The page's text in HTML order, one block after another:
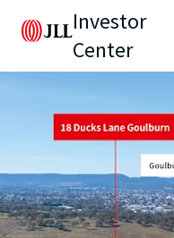
Investor
Center